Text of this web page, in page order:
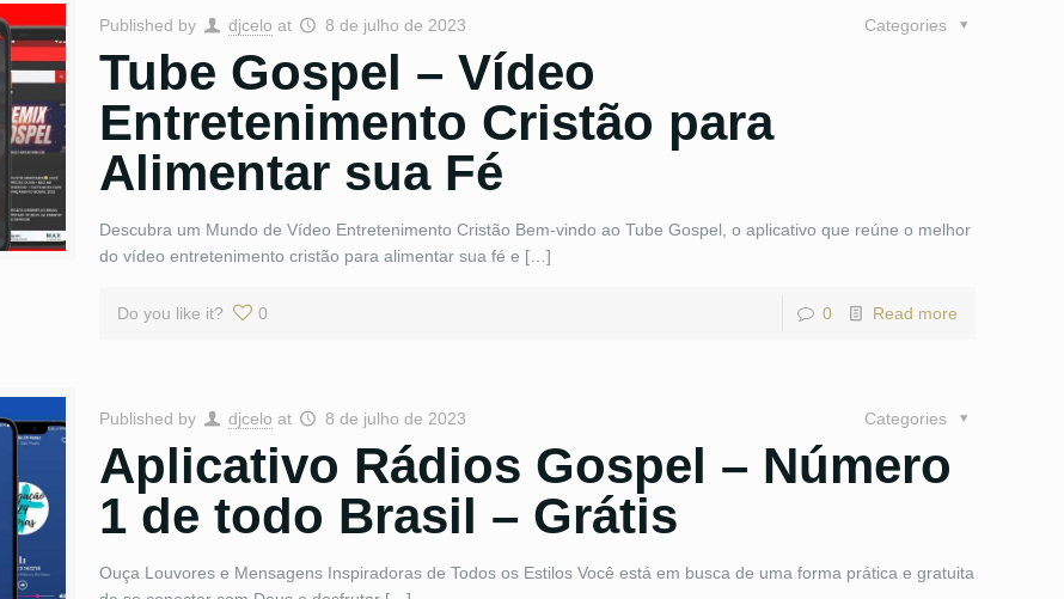
Published by djcelo at 8 de julho de 2023 Categories
Tube Gospel – Vídeo
Entretenimento Cristão para
Alimentar sua Fé
Descubra um Mundo de Vídeo Entretenimento Cristão Bem-vindo ao Tube Gospel, o aplicativo que reúne o melhor
do vídeo entretenimento cristão para alimentar sua fé e […]
Do you like it? 0 0 Read more
Published by djcelo at 8 de julho de 2023 Categories
Aplicativo Rádios Gospel – Número
1 de todo Brasil – Grátis
Ouça Louvores e Mensagens Inspiradoras de Todos os Estilos Você está em busca de uma forma prática e gratuita